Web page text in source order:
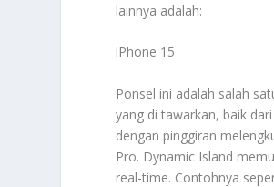
lainnya adalah:
iPhone 15
Ponsel ini adalah salah
yang di tawarkan, baik
dengan pinggiran
Pro. Dynamic Island
real-time. Contohnya